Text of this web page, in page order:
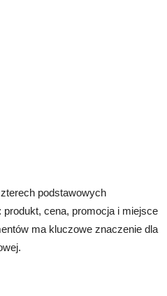
podstawowych
produkt, cena, promocja i miejsce
ma kluczowe znaczenie dla